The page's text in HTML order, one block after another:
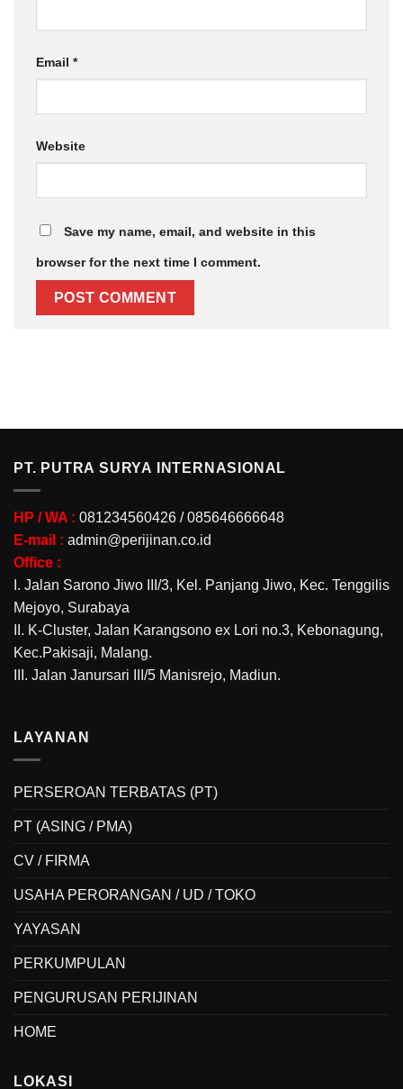
Email *
Website
Save my name, email, and website in this
browser for the next time I comment.
PT. PUTRA SURYA INTERNASIONAL
HP / WA : 081234560426 / 085646666648
E-mail : admin@perijinan.co.id
Office :
I. Jalan Sarono Jiwo III/3, Kel. Panjang Jiwo, Kec. Tenggilis
Mejoyo, Surabaya
II. K-Cluster, Jalan Karangsono ex Lori no.3, Kebonagung,
Kec.Pakisaji, Malang.
III. Jalan Janursari III/5 Manisrejo, Madiun.
LAYANAN
PERSEROAN TERBATAS (PT)
PT (ASING / PMA)
CV / FIRMA
USAHA PERORANGAN / UD / TOKO
YAYASAN
PERKUMPULAN
PENGURUSAN PERIJINAN
HOME
LOKASI